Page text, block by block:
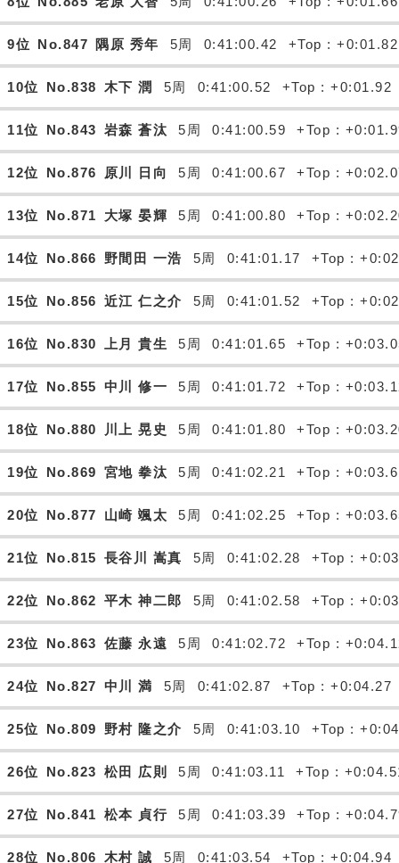
9位 No.847 隅原 秀年 5周 0:41:00.42 +Top : +0:01.82
10位 No.838 木下 潤 5周 0:41:00.52 +Top : +0:01.92
11位 No.843 岩森 蒼汰 5周 0:41:00.59 +Top :
12位 No.876 原川 日向 5周 0:41:00.67 +Top :
13位 No.871 大塚 晏輝 5周 0:41:00.80 +Top :
14位 No.866 野間田 一浩 5周 0:41:01.17 +Top :
15位 No.856 近江 仁之介 5周 0:41:01.52 +Top :
16位 No.830 上月 貴生 5周 0:41:01.65 +Top :
17位 No.855 中川 修一 5周 0:41:01.72 +Top :
18位 No.880 川上 晃史 5周 0:41:01.80 +Top :
19位 No.869 宮地 拳汰 5周 0:41:02.21 +Top :
20位 No.877 山崎 颯太 5周 0:41:02.25 +Top :
21位 No.815 長谷川 嵩真 5周 0:41:02.28 +Top :
22位 No.862 平木 神二郎 5周 0:41:02.58 +Top :
23位 No.863 佐藤 永遠 5周 0:41:02.72 +Top :
24位 No.827 中川 満 5周 0:41:02.87 +Top : +0:04.27
25位 No.809 野村 隆之介 5周 0:41:03.10 +Top :
26位 No.823 松田 広則 5周 0:41:03.11 +Top :
27位 No.841 松本 貞行 5周 0:41:03.39 +Top :
28位 No.806 木村 誠 5周 0:41:03.54 +Top : +0:04.94